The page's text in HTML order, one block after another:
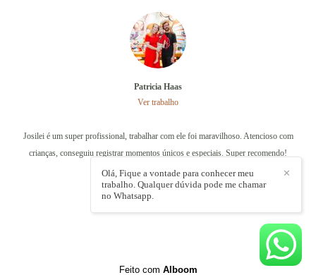
Josilei é um super profissional, trabalhar com ele foi maravilhoso. Atencioso com
crianças, conseguiu registrar momentos únicos e especiais. Super recomendo!
Patricia Haas
Ver trabalho
✕
Olá, Fique a vontade para conhecer meu
trabalho. Qualquer dúvida pode me chamar
no Whatsapp.
Feito com Alboom